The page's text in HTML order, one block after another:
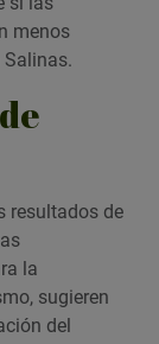
menos
resultados de
la
sugieren
del